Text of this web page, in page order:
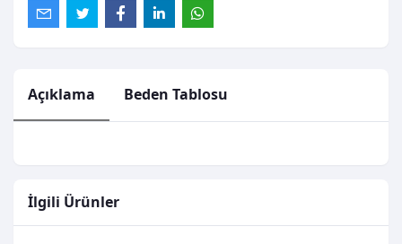
Açıklama Beden Tablosu
İlgili Ürünler